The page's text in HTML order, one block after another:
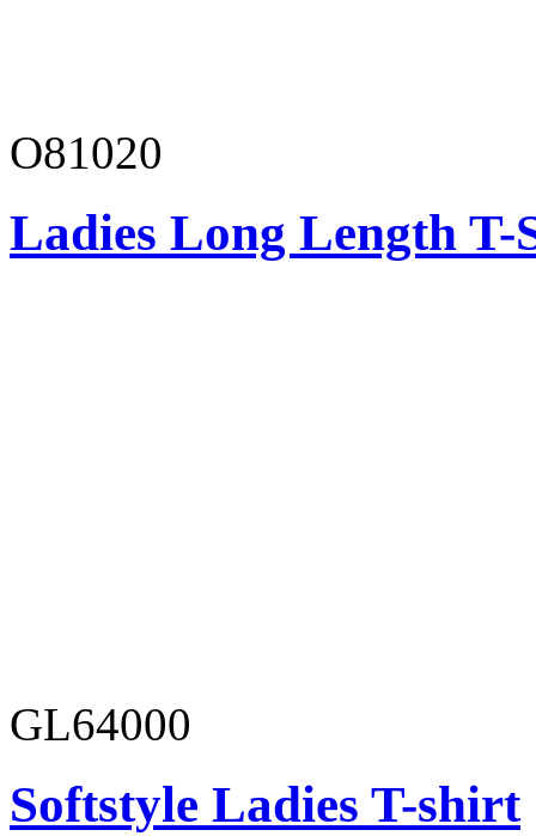
O81020
Ladies Long Length T-
GL64000
Softstyle Ladies T-shirt